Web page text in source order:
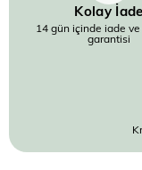
Kolay İade
14 gün içinde iade
garantisi